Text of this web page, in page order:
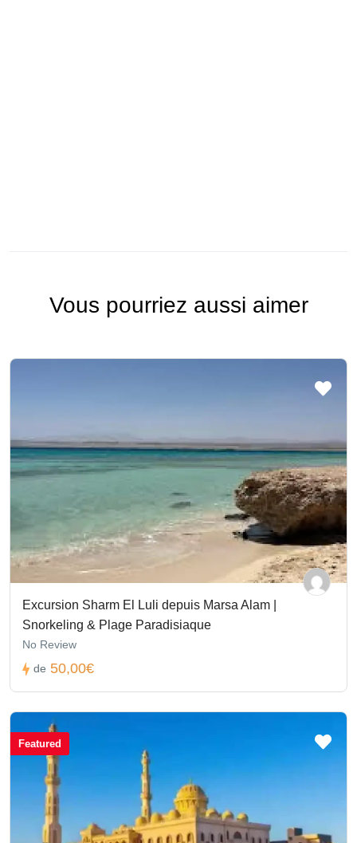
Vous pourriez aussi aimer
Excursion Sharm El Luli depuis Marsa Alam |
Snorkeling & Plage Paradisiaque
No Review
de 50,00€
Featured